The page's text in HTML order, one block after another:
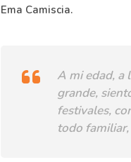
Ema Camiscia.
A mi edad, a
grande,
festivales,
todo